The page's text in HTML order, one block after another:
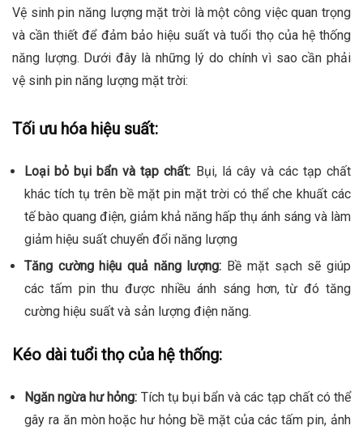
Vệ sinh pin năng lượng mặt trời là một công việc quan trọng
và cần thiết để đảm bảo hiệu suất và tuổi thọ của hệ thống
năng lượng. Dưới đây là những lý do chính vì sao cần phải
vệ sinh pin năng lượng mặt trời:
Tối ưu hóa hiệu suất:
Loại bỏ bụi bẩn và tạp chất: Bụi, lá cây và các tạp chất
khác tích tụ trên bề mặt pin mặt trời có thể che khuất các
tế bào quang điện, giảm khả năng hấp thụ ánh sáng và làm
giảm hiệu suất chuyển đổi năng lượng
Tăng cường hiệu quả năng lượng: Bề mặt sạch sẽ giúp
các tấm pin thu được nhiều ánh sáng hơn, từ đó tăng
cường hiệu suất và sản lượng điện năng.
Kéo dài tuổi thọ của hệ thống:
Ngăn ngừa hư hỏng: Tích tụ bụi bẩn và các tạp chất có thể
gây ra ăn mòn hoặc hư hỏng bề mặt của các tấm pin, ảnh